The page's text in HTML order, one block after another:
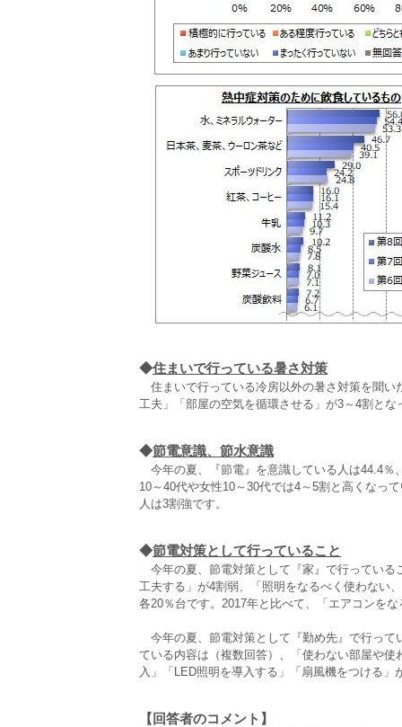
◆住まいで行っている暑さ対策
住まいで行っている冷房以外の暑さ対策を聞い
工夫」「部屋の空気を循環させる」が3～4割とな
◆節電意識、節水意識
今年の夏、『節電』を意識している人は44.4％
10～40代や女性10～30代では4～5割と高くなっ
人は3割強です。
◆節電対策として行っていること
今年の夏、節電対策として『家』で行っている
工夫する」が4割弱、「照明をなるべく使わない
各20％台です。2017年と比べて、「エアコンを
今年の夏、節電対策として『勤め先』で行って
ている内容は（複数回答）、「使わない部屋や
入」「LED照明を導入する」「扇風機をつける」
【回答者のコメント】